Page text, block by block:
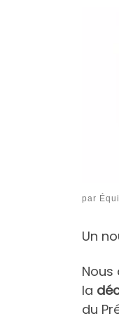
par
Un
Nous
la
du